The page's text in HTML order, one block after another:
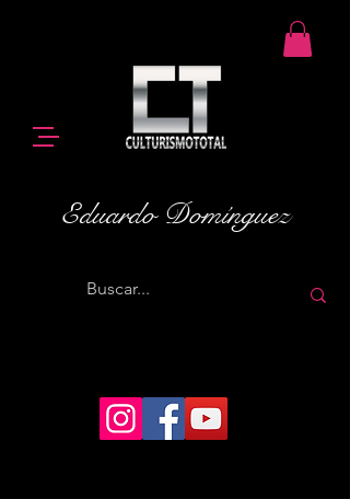
Eduardo Domínguez